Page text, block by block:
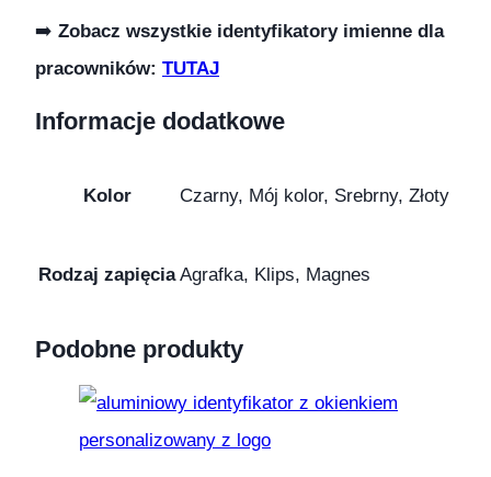
➡️ Zobacz wszystkie identyfikatory imienne dla
pracowników: TUTAJ
Informacje dodatkowe
Kolor Czarny, Mój kolor, Srebrny, Złoty
Rodzaj zapięcia Agrafka, Klips, Magnes
Podobne produkty